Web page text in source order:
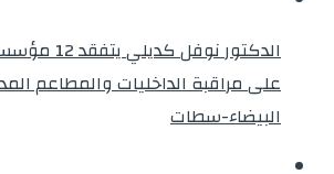
الدكتور
على مراقبة الداخليات والمطاعم
البيضاء-سطات